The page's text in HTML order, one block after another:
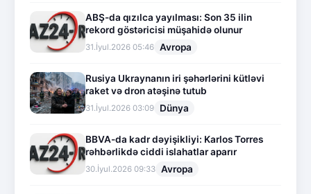
ABŞ-da qızılca yayılması: Son 35 ilin
rekord göstəricisi müşahidə olunur
31.İyul.2026 05:46 Avropa
Rusiya Ukraynanın iri şəhərlərini kütləvi
raket və dron atəşinə tutub
31.İyul.2026 03:09 Dünya
BBVA-da kadr dəyişikliyi: Karlos Torres
rəhbərlikdə ciddi islahatlar aparır
30.İyul.2026 09:33 Avropa